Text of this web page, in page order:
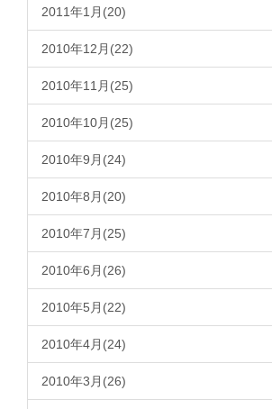
2011年1月(20)
2010年12月(22)
2010年11月(25)
2010年10月(25)
2010年9月(24)
2010年8月(20)
2010年7月(25)
2010年6月(26)
2010年5月(22)
2010年4月(24)
2010年3月(26)